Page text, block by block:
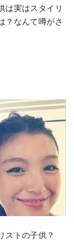
は実はスタイリ
？なんて噂がさ
ストの子供？